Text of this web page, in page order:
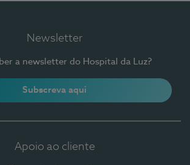
Newsletter
a newsletter do Hospital da Luz?
Subscreva aqui
Apoio ao cliente